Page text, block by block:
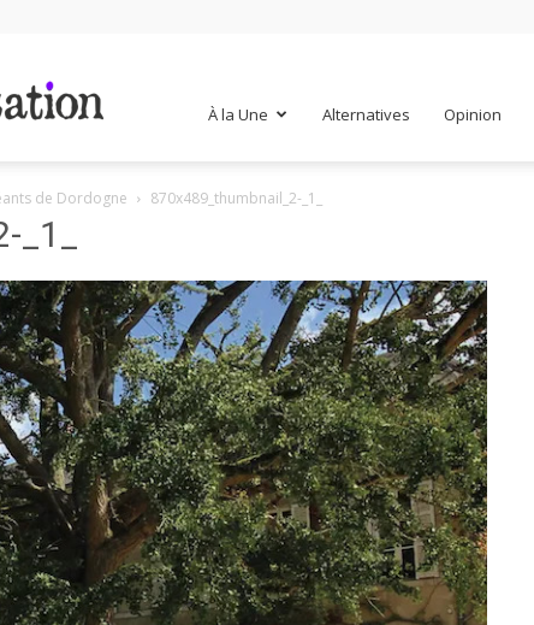
À la Une Alternatives Opinion
de Dordogne 870x489_thumbnail_2-_1_
_1_